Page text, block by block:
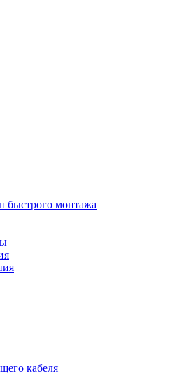
быстрого монтажа
кабеля